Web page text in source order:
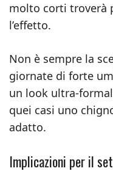
molto corti troverà
l’effetto.
Non è sempre la
giornate di forte
un look ultra-
quei casi uno
adatto.
Implicazioni per il